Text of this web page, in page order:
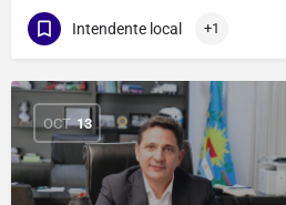
Intendente local +1
OCT 13